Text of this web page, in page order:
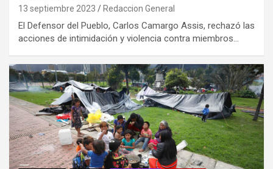
13 septiembre 2023 Redaccion General
El Defensor del Pueblo, Carlos Camargo Assis, rechazó las
acciones de intimidación y violencia contra miembros…